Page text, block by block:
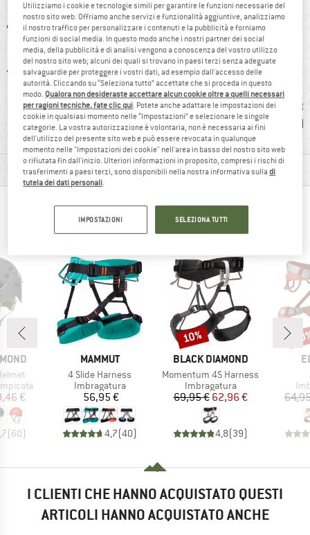
99%
raccomandare
clienti dicono:
Qualità/prezzo
clienti
INFORMAZIONI SUI MATERIALI E CARATTERISTICHE
LE PERSONE CHE HANNO VISUALIZZATO, HANNO
ACQUISTATO
ridotto
€
(60)
MARCHIO
MAMMUT
Articolo
4 Slide Harness
Gruppo di prodotti
Imbragatura
Prezzo
56,95 €
4,7(40)
MARCHIO
BLACK DIAMOND
Articolo
Momentum 4S Harness
Gruppo di prodotti
Imbragatura
Prezzo
69,95 €Prezzo ridotto
62,96 €
4,8(39)
Sconto
10%
I CLIENTI CHE HANNO ACQUISTATO QUESTI
ARTICOLI HANNO ACQUISTATO ANCHE
Utilizziamo i cookie e tecnologie simili per garantire le funzioni necessarie del
nostro sito web. Offriamo anche servizi e funzionalità aggiuntive, analizziamo
il nostro traffico per personalizzare i contenuti e la pubblicità e forniamo
funzioni di social media. In questo modo anche i nostri partner dei social
media, della pubblicità e di analisi vengono a conoscenza del vostro utilizzo
del nostro sito web; alcuni dei quali si trovano in paesi terzi senza adeguate
salvaguardie per proteggere i vostri dati, ad esempio dall'accesso delle
autorità. Cliccando su “Seleziona tutto” accettate che si proceda in questo
modo. Qualora non desideraste accettare alcun cookie oltre a quelli necessari
per ragioni tecniche, fate clic qui. Potete anche adattare le impostazioni dei
cookie in qualsiasi momento nelle “Impostazioni” e selezionare le singole
categorie. La vostra autorizzazione è volontaria, non è necessaria ai fini
dell'utilizzo del presente sito web e può essere revocata in qualunque
momento nelle "Impostazioni dei cookie" nell'area in basso del nostro sito web
o rifiutata fin dall'inizio. Ulteriori informazioni in proposito, compresi i rischi di
trasferimenti a paesi terzi, sono disponibili nella nostra informativa sulladi
tutela dei dati personali.
IMPOSTAZIONI SELEZIONA TUTTI